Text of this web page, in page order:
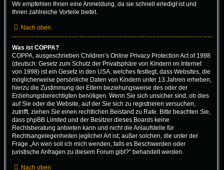
Wir empfehlen Ihnen eine Anmeldung, da sie schnell erledigt ist und
Ihnen zahlreiche Vorteile bietet.
Nach oben
Was ist COPPA?
COPPA, ausgeschrieben Children’s Online Privacy Protection Act of 1998
(deutsch: Gesetz zum Schutz der Privatsphäre von Kindern im Internet
von 1998) ist ein Gesetz in den USA, welches festlegt, dass Websites, die
möglicherweise persönliche Daten von Kindern unter 13 Jahren erheben,
hierzu die Zustimmung der Eltern beziehungsweise des oder der
Erziehungsberechtigten benötigen. Wenn Sie sich unsicher sind, ob dies
auf Sie oder die Website, auf der Sie sich zu registrieren versuchen,
zutrifft, ziehen Sie einen rechtlichen Beistand zu Rate. Bitte beachten Sie,
dass phpBB Limited und der Besitzer dieses Boards keine
Rechtsberatung anbieten kann und nicht die Anlaufstelle für
Rechtsangelegenheiten jeglicher Art ist; außer solchen, die unter der
Frage „An wen soll ich mich wenden, falls es Beschwerden oder
juristische Anfragen zu diesem Forum gibt?“ behandelt werden.
Nach oben